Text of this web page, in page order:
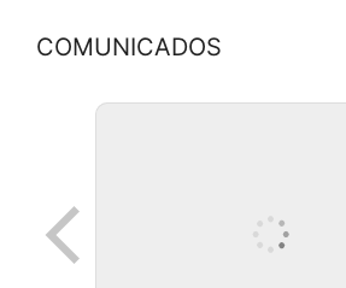
COMUNICADOS